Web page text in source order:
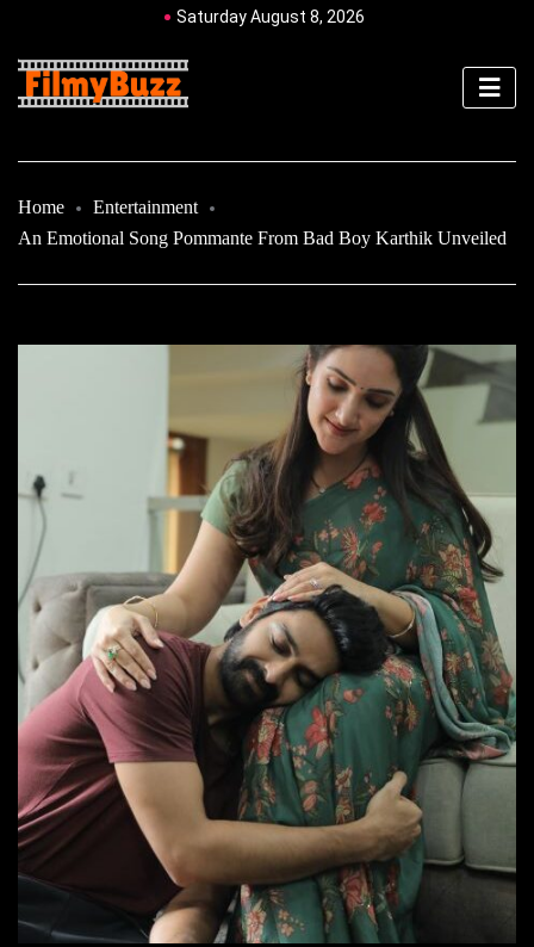
Saturday August 8, 2026
Home
Entertainment
An Emotional Song Pommante From Bad Boy Karthik Unveiled